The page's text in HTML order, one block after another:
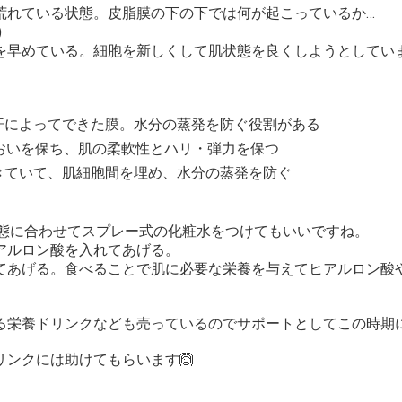
ている状態。皮脂膜の下の下では何が起こっているか…
めている。細胞を新しくして肌状態を良くしようとしてい
よってできた膜。水分の蒸発を防ぐ役割がある
を保ち、肌の柔軟性とハリ・弾力を保つ
いて、肌細胞間を埋め、水分の蒸発を防ぐ
合わせてスプレー式の化粧水をつけてもいいですね。
ロン酸を入れてあげる。
げる。食べることで肌に必要な栄養を与えてヒアルロン
養ドリンクなども売っているのでサポートとしてこの時期
クには助けてもらいます🙆